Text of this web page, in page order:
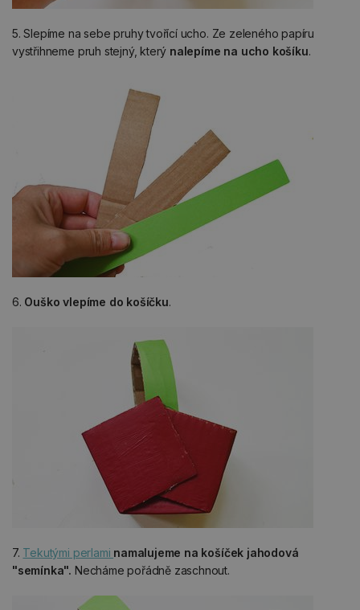
5. Slepíme na sebe pruhy tvořící ucho. Ze zeleného papíru
vystřihneme pruh stejný, který nalepíme na ucho košíku.
6. Ouško vlepíme do košíčku.
7. Tekutými perlami namalujeme na košíček jahodová
"semínka". Necháme pořádně zaschnout.